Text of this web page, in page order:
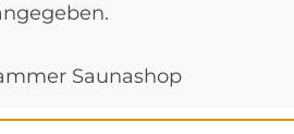
Saunashop